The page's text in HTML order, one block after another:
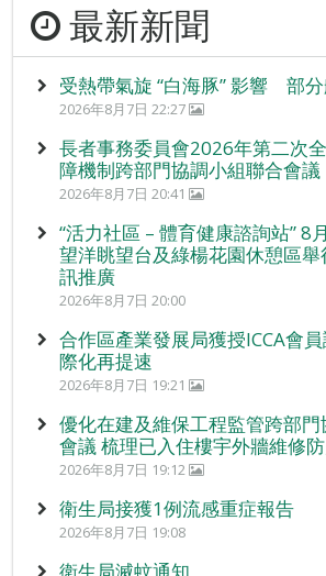
最新新聞
受熱帶氣旋 “白海豚” 影響 部
2026年8月7日 22:27
長者事務委員會2026年第二次
障機制跨部門協調小組聯合會議
2026年8月7日 20:41
“活力社區 – 體育健康諮詢站” 8
望洋眺望台及綠楊花園休憩區
訊推廣
2026年8月7日 20:00
合作區產業發展局獲授ICCA會
際化再提速
2026年8月7日 19:21
優化在建及維保工程監管跨部
會議 梳理已入住樓宇外牆維修
2026年8月7日 19:12
衛生局接獲1例流感重症報告
2026年8月7日 19:08